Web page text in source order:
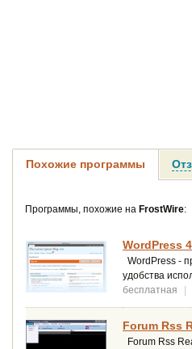
Похожие программы
Программы, похожие на FrostWire:
WordPress
WordPress -
удобства
бесплатная
|
Forum Rss
Forum Rss